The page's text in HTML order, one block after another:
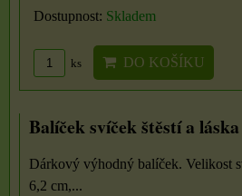
Dostupnost: Skladem
ks DO KOŠÍKU
Balíček svíček štěstí a
Dárkový výhodný balíček. Velikost
6,2 cm,...